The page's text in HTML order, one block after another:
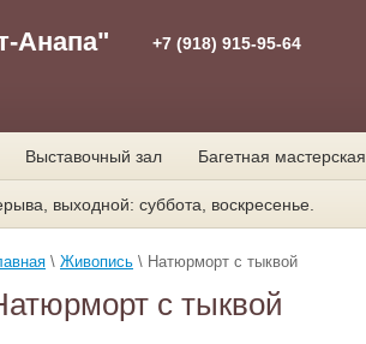
Анапа" +7 (918) 915-95-64
Выставочный зал Багетная мастерская
выходной: суббота, воскресенье.
\ Живопись \ Натюрморт с тыквой
с тыквой